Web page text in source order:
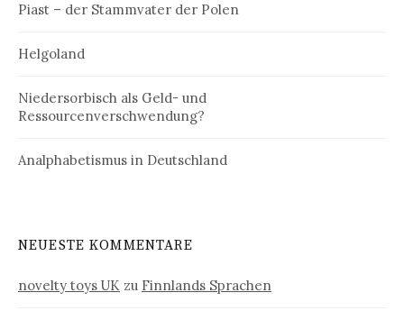
Piast – der Stammvater der Polen
Helgoland
Niedersorbisch als Geld- und
Ressourcenverschwendung?
Analphabetismus in Deutschland
NEUESTE KOMMENTARE
novelty toys UK zu Finnlands Sprachen